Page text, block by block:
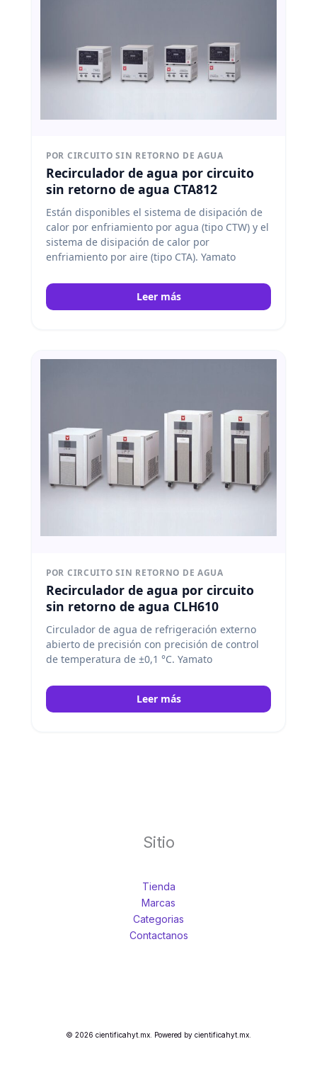
POR CIRCUITO SIN RETORNO DE AGUA
Recirculador de agua por circuito
sin retorno de agua CTA812
Están disponibles el sistema de disipación de
calor por enfriamiento por agua (tipo CTW) y el
sistema de disipación de calor por
enfriamiento por aire (tipo CTA). Yamato
Leer más
POR CIRCUITO SIN RETORNO DE AGUA
Recirculador de agua por circuito
sin retorno de agua CLH610
Circulador de agua de refrigeración externo
abierto de precisión con precisión de control
de temperatura de ±0,1 °C. Yamato
Leer más
Sitio
Tienda
Marcas
Categorias
Contactanos
© 2026 cientificahyt.mx. Powered by cientificahyt.mx.